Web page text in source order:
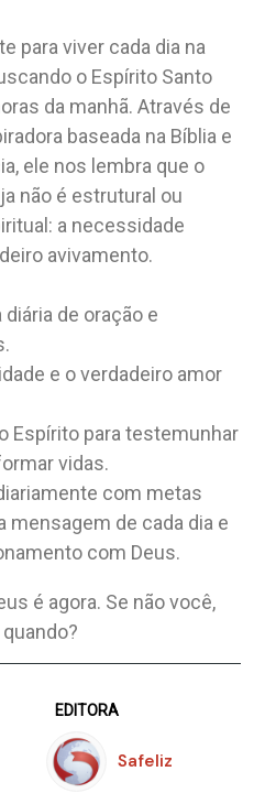
para viver cada dia na
o Espírito Santo
da manhã. Através de
baseada na Bíblia e
ele nos lembra que o
não é estrutural ou
a necessidade
avivamento.
de oração e
e o verdadeiro amor
Espírito para testemunhar
vidas.
com metas
mensagem de cada dia e
com Deus.
é agora. Se não você,
EDITORA
Safeliz